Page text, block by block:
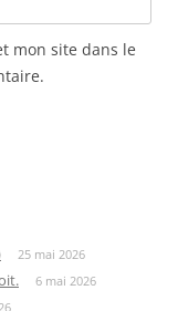
mon site dans le
25 mai 2026
6 mai 2026